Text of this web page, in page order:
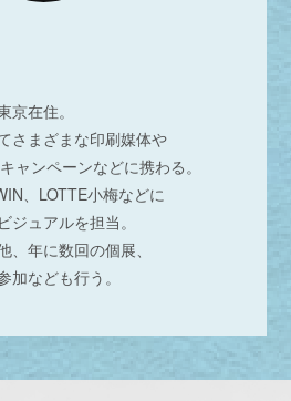
京在住。
さまざまな印刷媒体や
ャンペーンなどに携わる。
、LOTTE小梅などに
ジュアルを担当。
、年に数回の個展、
なども行う。